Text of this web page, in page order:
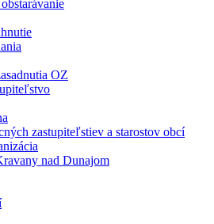
OZ
zastupiteľstiev a starostov obcí
nad Dunajom